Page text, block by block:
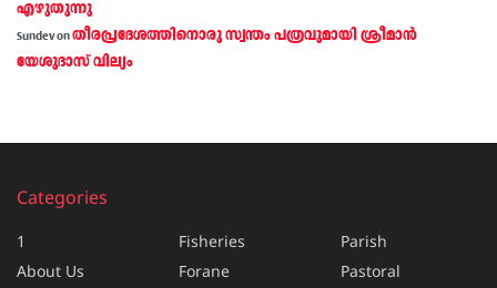
എഴുതുന്നു
Sundevonതീരപ്രദേശത്തിനൊരു സ്വന്തം പത്രവുമായി ശ്രീമാന്‍
യേശുദാസ് വില്യം
Categories
1
About Us
Fisheries
Forane
Parish
Pastoral